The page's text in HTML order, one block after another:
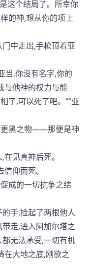
这个结局了。所幸你
的神,想从你的项上
中走出,手枪顶着亚
当,你没有名字,你的
与他神的权力与能
了,可以死了吧。““亚
更黑之物——那便是神
见真神后死。
仰而死。
成的一切抗争之结
手,捡起了两根他人
走,进入阿加尔塔之
无法承受,一切有机
在大地之底,刚欲之